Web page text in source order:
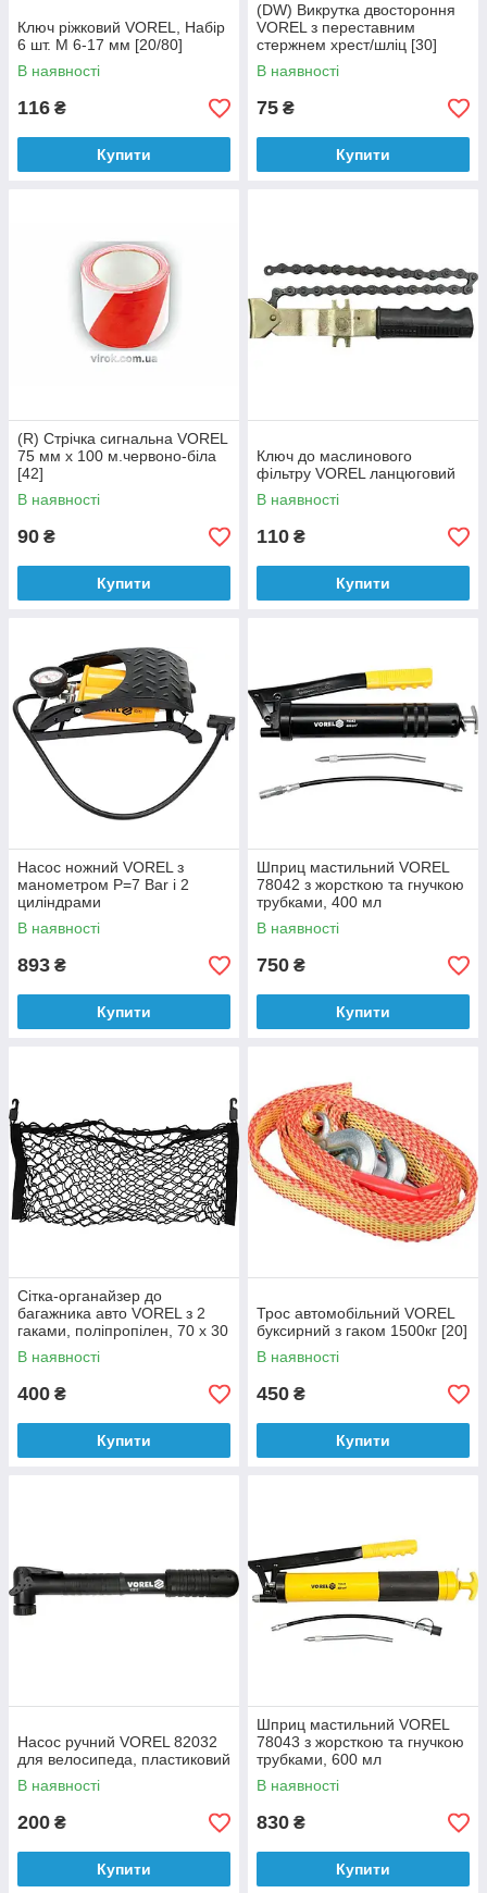
Ключ ріжковий VOREL, Набір
6 шт. М 6-17 мм [20/80]
В наявності
116 ₴
Купити
(DW) Викрутка двостороння
VOREL з переставним
стержнем хрест/шліц [30]
(DW)
В наявності
75 ₴
Купити
(R) Стрічка сигнальна VOREL
75 мм х 100 м.червоно-біла
[42]
В наявності
90 ₴
Купити
Ключ до маслинового
фільтру VOREL ланцюговий
В наявності
110 ₴
Купити
Насос ножний VOREL з
манометром P=7 Bar і 2
циліндрами
В наявності
893 ₴
Купити
Шприц мастильний VOREL
78042 з жорсткою та гнучкою
трубками, 400 мл
В наявності
750 ₴
Купити
Сітка-органайзер до
багажника авто VOREL з 2
гаками, поліпропілен, 70 х 30
см
В наявності
400 ₴
Купити
Трос автомобільний VOREL
буксирний з гаком 1500кг [20]
В наявності
450 ₴
Купити
Насос ручний VOREL 82032
для велосипеда, пластиковий
В наявності
200 ₴
Купити
Шприц мастильний VOREL
78043 з жорсткою та гнучкою
трубками, 600 мл
В наявності
830 ₴
Купити